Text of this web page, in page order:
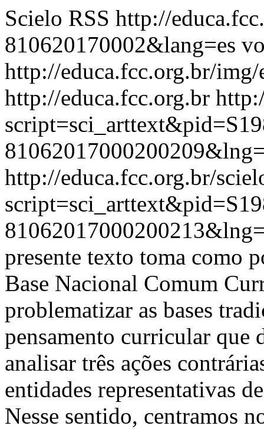
Scielo RSS http://
810620170002&lang=es
http://educa.fcc.org.br/
http://educa.fcc.org.br
http://educa.fcc.org.br/
presente texto toma como
Base Nacional Comum
problematizar as bases
pensamento curricular que
analisar três ações
entidades representativas
Nesse sentido, centramos